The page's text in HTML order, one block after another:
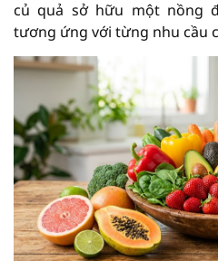
củ quả sở hữu một nồng
tương ứng với từng nhu cầu